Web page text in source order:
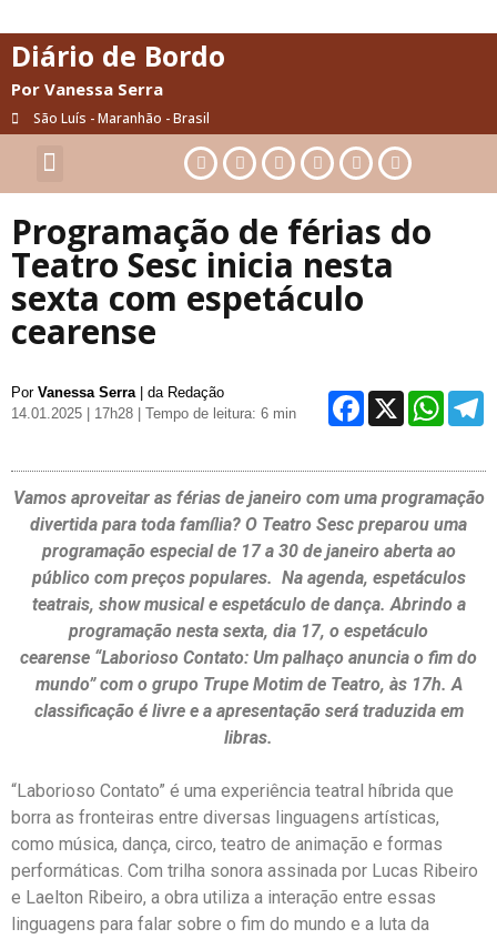
Diário de Bordo
Por Vanessa Serra
São Luís - Maranhão - Brasil
Programação de férias do
Teatro Sesc inicia nesta
sexta com espetáculo
cearense
Por Vanessa Serra | da Redação
14.01.2025 | 17h28
| Tempo de leitura: 6 min X
Vamos aproveitar as férias de janeiro com uma programação
divertida para toda família? O Teatro Sesc preparou uma
programação especial de 17 a 30 de janeiro aberta ao
público com preços populares. Na agenda, espetáculos
teatrais, show musical e espetáculo de dança. Abrindo a
programação nesta sexta, dia 17, o espetáculo
cearense “Laborioso Contato: Um palhaço anuncia o fim do
mundo” com o grupo Trupe Motim de Teatro, às 17h. A
classificação é livre e a apresentação será traduzida em
libras.
“Laborioso Contato” é uma experiência teatral híbrida que
borra as fronteiras entre diversas linguagens artísticas,
como música, dança, circo, teatro de animação e formas
performáticas. Com trilha sonora assinada por Lucas Ribeiro
e Laelton Ribeiro, a obra utiliza a interação entre essas
linguagens para falar sobre o fim do mundo e a luta da